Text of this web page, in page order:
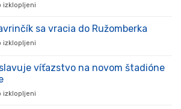
izklopljeni
prišiel,
stal
sa vracia do Ružomberka
izklopljeni
Lavrinčík
sa
víťazstvo na novom štadióne
izklopljeni